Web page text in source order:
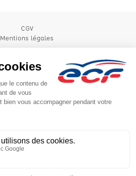
CGV
Mentions légales
Française. Tous droits réservés